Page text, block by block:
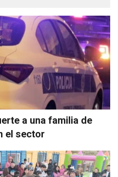
a una familia de
el sector